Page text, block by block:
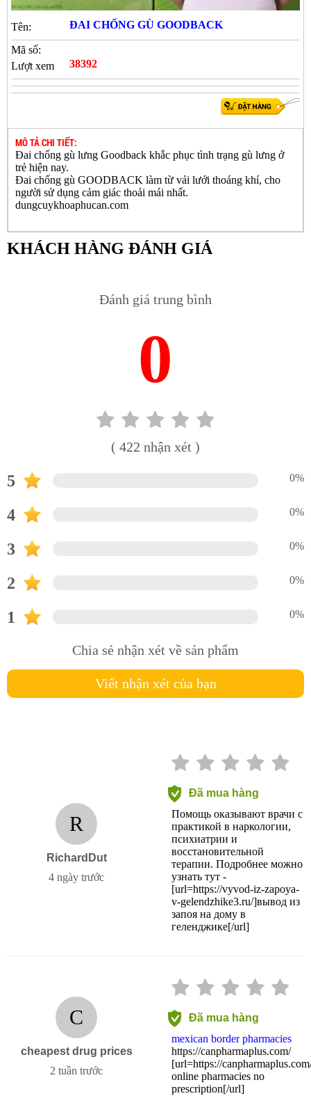
Tên: ĐAI CHỐNG GÙ GOODBACK
Mã số:
Lượt xem
38392
MÔ TẢ CHI TIẾT:
Đai chống gù lưng Goodback khắc phục tình trạng gù lưng ở
trẻ hiện nay.
Đai chống gù GOODBACK làm từ vải lưới thoáng khí, cho
người sử dụng cảm giác thoải mái nhất.
dungcuykhoaphucan.com
KHÁCH HÀNG ĐÁNH GIÁ
Đánh giá trung bình
0
( 422 nhận xét )
5 0%
4 0%
3 0%
2 0%
1 0%
Chia sẻ nhận xét về sản phẩm
Viết nhận xét của bạn
R
RichardDut
4 ngày trước
Đã mua hàng
Помощь оказывают врачи с
практикой в наркологии,
психиатрии и
восстановительной
терапии. Подробнее можно
узнать тут -
[url=https://vyvod-iz-zapoya-
v-gelendzhike3.ru/]вывод из
запоя на дому в
геленджике[/url]
C
cheapest drug prices
2 tuần trước
Đã mua hàng
mexican border pharmacies
https://canpharmaplus.com/
[url=https://
online pharmacies no
prescription[/url]